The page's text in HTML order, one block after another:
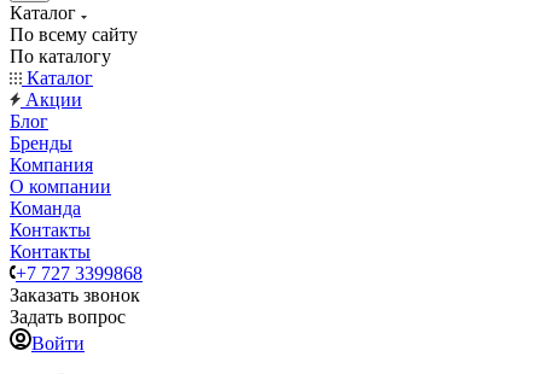
Каталог
По всему сайту
По каталогу
Каталог
Акции
Блог
Бренды
Компания
О компании
Команда
Контакты
Контакты
+7 727 3399868
Заказать звонок
Задать вопрос
Войти